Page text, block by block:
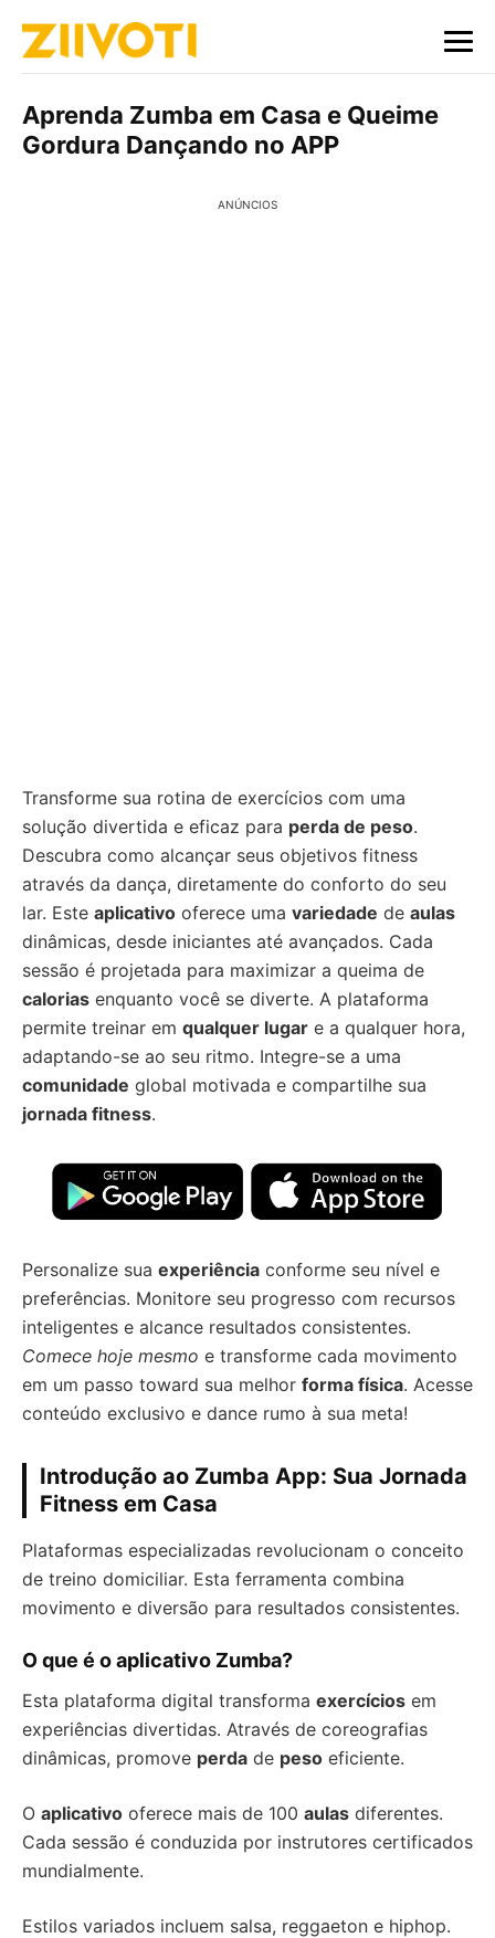
Aprenda Zumba em Casa e Queime
Gordura Dançando no APP
ANÚNCIOS
Transforme sua rotina de exercícios com uma
solução divertida e eficaz para perda de peso.
Descubra como alcançar seus objetivos fitness
através da dança, diretamente do conforto do seu
lar. Este aplicativo oferece uma variedade de aulas
dinâmicas, desde iniciantes até avançados. Cada
sessão é projetada para maximizar a queima de
calorias enquanto você se diverte. A plataforma
permite treinar em qualquer lugar e a qualquer hora,
adaptando-se ao seu ritmo. Integre-se a uma
comunidade global motivada e compartilhe sua
jornada fitness.
Personalize sua experiência conforme seu nível e
preferências. Monitore seu progresso com recursos
inteligentes e alcance resultados consistentes.
Comece hoje mesmo e transforme cada movimento
em um passo toward sua melhor forma física. Acesse
conteúdo exclusivo e dance rumo à sua meta!
Introdução ao Zumba App: Sua Jornada
Fitness em Casa
Plataformas especializadas revolucionam o conceito
de treino domiciliar. Esta ferramenta combina
movimento e diversão para resultados consistentes.
O que é o aplicativo Zumba?
Esta plataforma digital transforma exercícios em
experiências divertidas. Através de coreografias
dinâmicas, promove perda de peso eficiente.
O aplicativo oferece mais de 100 aulas diferentes.
Cada sessão é conduzida por instrutores certificados
mundialmente.
Estilos variados incluem salsa, reggaeton e hiphop.